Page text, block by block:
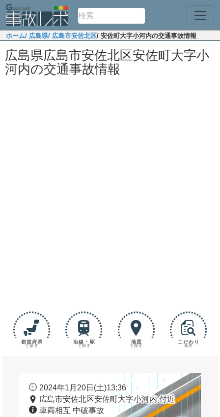
ホーム/ 広島県/ 広島市安佐北区/ 安佐町大字小河内の交通事故情報
広島県広島市安佐北区安佐町大字小
河内の交通事故情報
都道府県
で探す
沿線・駅
で探す
地図
で探す
こだわり
条件
2024年1月20日(土)13:36
広島市安佐北区安佐町大字小河内 付近
車両相互 中破事故